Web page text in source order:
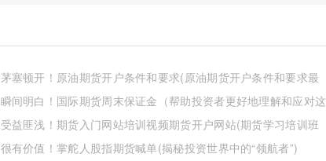
茅塞顿开！原油期货开户条件和要求(原油期货开户条件和要求最
新)
瞬间明白！国际期货周末保证金（帮助投资者更好地理解和应对这
一挑战）
受益匪浅！期货入门网站培训视频期货开户网站(期货学习培训班
很有价值！掌舵人股指期货喊单(揭秘投资世界中的“领航者”)